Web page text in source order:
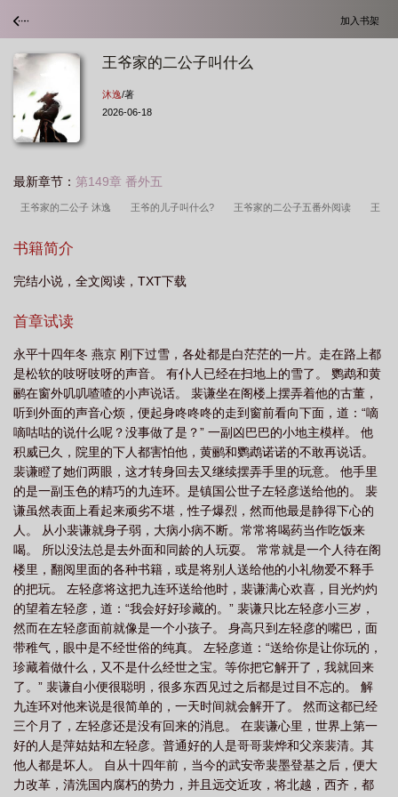
加入书架
王爷家的二公子叫什么
沐逸/著
2026-06-18
最新章节： 第149章 番外五
王爷家的二公子 沐逸 王爷的儿子叫什么? 王爷家的二公子五番外阅读 王
什么 王爷家的二公子txt
by 王爷家的二公子阅读 王爷的第二个儿子叫什么
txt番外
书籍简介
完结小说，全文阅读，TXT下载
首章试读
永平十四年冬 燕京 刚下过雪，各处都是白茫茫的一片。走在路上都
是松软的吱呀吱呀的声音。 有仆人已经在扫地上的雪了。 鹦鹉和黄
鹂在窗外叽叽喳喳的小声说话。 裴谦坐在阁楼上摆弄着他的古董，
听到外面的声音心烦，便起身咚咚咚的走到窗前看向下面，道：“嘀
嘀咕咕的说什么呢？没事做了是？” 一副凶巴巴的小地主模样。 他
积威已久，院里的下人都害怕他，黄鹂和鹦鹉诺诺的不敢再说话。
裴谦瞪了她们两眼，这才转身回去又继续摆弄手里的玩意。 他手里
的是一副玉色的精巧的九连环。是镇国公世子左轻彦送给他的。 裴
谦虽然表面上看起来顽劣不堪，性子爆烈，然而他最是静得下心的
人。 从小裴谦就身子弱，大病小病不断。常常将喝药当作吃饭来
喝。 所以没法总是去外面和同龄的人玩耍。 常常就是一个人待在阁
楼里，翻阅里面的各种书籍，或是将别人送给他的小礼物爱不释手
的把玩。 左轻彦将这把九连环送给他时，裴谦满心欢喜，目光灼灼
的望着左轻彦，道：“我会好好珍藏的。” 裴谦只比左轻彦小三岁，
然而在左轻彦面前就像是一个小孩子。 身高只到左轻彦的嘴巴，面
带稚气，眼中是不经世俗的纯真。 左轻彦道：“送给你是让你玩的，
珍藏着做什么，又不是什么经世之宝。等你把它解开了，我就回来
了。” 裴谦自小便很聪明，很多东西见过之后都是过目不忘的。 解
九连环对他来说是很简单的，一天时间就会解开了。 然而这都已经
三个月了，左轻彦还是没有回来的消息。 在裴谦心里，世界上第一
好的人是萍姑姑和左轻彦。普通好的人是哥哥裴烨和父亲裴清。其
他人都是坏人。 自从十四年前，当今的武安帝裴墨登基之后，便大
力改革，清洗国内腐朽的势力，并且远交近攻，将北越，西齐，都